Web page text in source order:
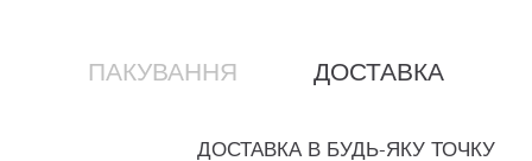
ПАКУВАННЯ ДОСТАВКА
ДОСТАВКА В БУДЬ-ЯКУ ТОЧКУ